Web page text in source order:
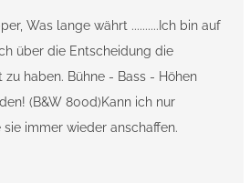
Was lange währt ..........Ich bin auf
über die Entscheidung die
haben. Bühne - Bass - Höhen
(B&W 800d)Kann ich nur
immer wieder anschaffen.